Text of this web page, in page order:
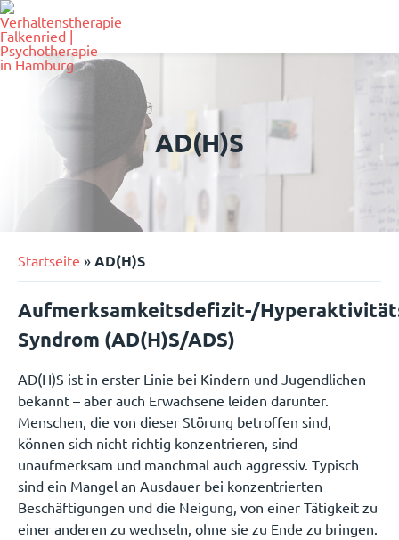
Skip
AD(H)S
Startseite » AD(H)S
Aufmerksamkeitsdefizit-/
Syndrom (AD(H)S/ADS)
AD(H)S ist in erster Linie bei Kindern und Jugendlichen
bekannt – aber auch Erwachsene leiden darunter.
Menschen, die von dieser Störung betroffen sind,
können sich nicht richtig konzentrieren, sind
unaufmerksam und manchmal auch aggressiv. Typisch
sind ein Mangel an Ausdauer bei konzentrierten
Beschäftigungen und die Neigung, von einer Tätigkeit zu
einer anderen zu wechseln, ohne sie zu Ende zu bringen.